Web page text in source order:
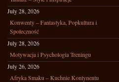
July 28, 2026
Konwenty – Fantastyka, Popkultura i
Społeczność
July 28, 2026
Motywacja i Psychologia Treningu
July 26, 2026
Afryka Smaku – Kuchnie Kontynentu